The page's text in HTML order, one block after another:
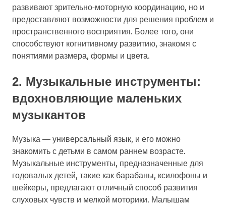
развивают зрительно-моторную координацию, но и
предоставляют возможности для решения проблем и
пространственного восприятия. Более того, они
способствуют когнитивному развитию, знакомя с
понятиями размера, формы и цвета.
2. Музыкальные инструменты:
вдохновляющие маленьких
музыкантов
Музыка — универсальный язык, и его можно
знакомить с детьми в самом раннем возрасте.
Музыкальные инструменты, предназначенные для
годовалых детей, такие как барабаны, ксилофоны и
шейкеры, предлагают отличный способ развития
слуховых чувств и мелкой моторики. Малышам